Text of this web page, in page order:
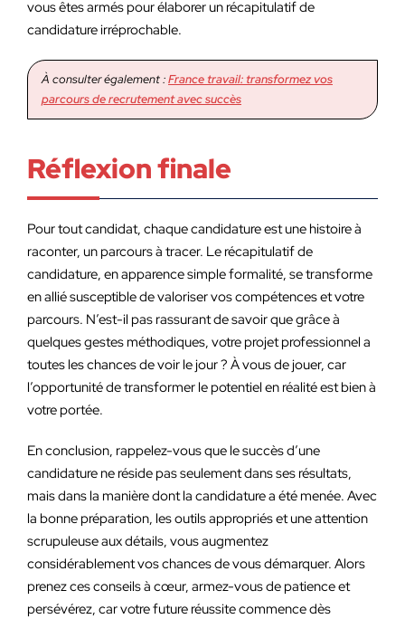
vous êtes armés pour élaborer un récapitulatif de
candidature irréprochable.
À consulter également :France travail: transformez vos
parcours de recrutement avec succès
Réflexion finale
Pour tout candidat, chaque candidature est une histoire à
raconter, un parcours à tracer. Le récapitulatif de
candidature, en apparence simple formalité, se transforme
en allié susceptible de valoriser vos compétences et votre
parcours. N’est-il pas rassurant de savoir que grâce à
quelques gestes méthodiques, votre projet professionnel a
toutes les chances de voir le jour ? À vous de jouer, car
l’opportunité de transformer le potentiel en réalité est bien à
votre portée.
En conclusion, rappelez-vous que le succès d’une
candidature ne réside pas seulement dans ses résultats,
mais dans la manière dont la candidature a été menée. Avec
la bonne préparation, les outils appropriés et une attention
scrupuleuse aux détails, vous augmentez
considérablement vos chances de vous démarquer. Alors
prenez ces conseils à cœur, armez-vous de patience et
persévérez, car votre future réussite commence dès